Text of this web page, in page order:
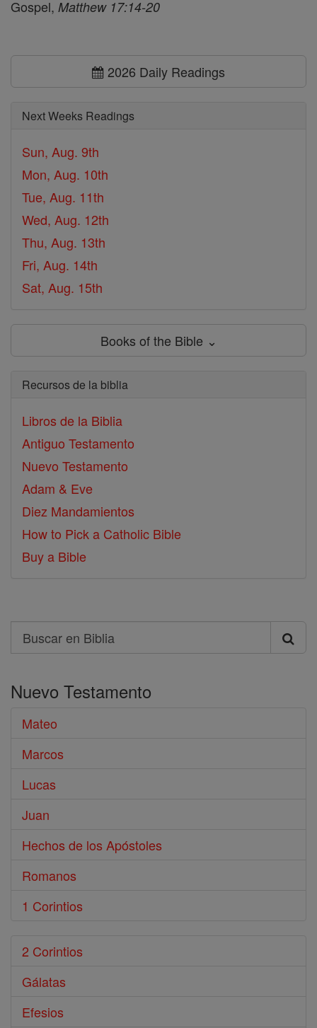
Gospel, Matthew 17:14-20
2026 Daily Readings
Next Weeks Readings
Sun, Aug. 9th
Mon, Aug. 10th
Tue, Aug. 11th
Wed, Aug. 12th
Thu, Aug. 13th
Fri, Aug. 14th
Sat, Aug. 15th
Books of the Bible ⌄
Recursos de la biblia
Libros de la Biblia
Antiguo Testamento
Nuevo Testamento
Adam & Eve
Diez Mandamientos
How to Pick a Catholic Bible
Buy a Bible
Search
Buscar
Biblia
Nuevo Testamento
Mateo
Marcos
Lucas
Juan
Hechos de los Apóstoles
Romanos
1 Corintios
2 Corintios
Gálatas
Efesios